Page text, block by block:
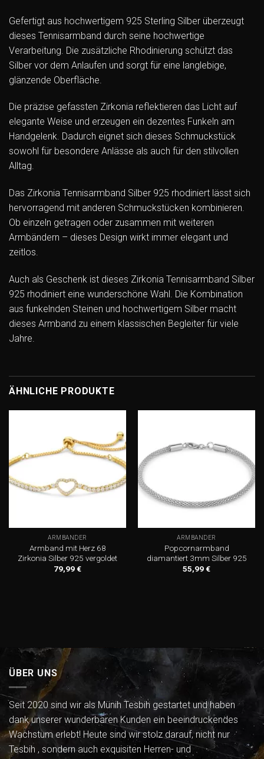
Gefertigt aus hochwertigem 925 Sterling Silber überzeugt
dieses Tennisarmband durch seine hochwertige
Verarbeitung. Die zusätzliche Rhodinierung schützt das
Silber vor dem Anlaufen und sorgt für eine langlebige,
glänzende Oberfläche.
Die präzise gefassten Zirkonia reflektieren das Licht auf
elegante Weise und erzeugen ein dezentes Funkeln am
Handgelenk. Dadurch eignet sich dieses Schmuckstück
sowohl für besondere Anlässe als auch für den stilvollen
Alltag.
Das Zirkonia Tennisarmband Silber 925 rhodiniert lässt sich
hervorragend mit anderen Schmuckstücken kombinieren.
Ob einzeln getragen oder zusammen mit weiteren
Armbändern – dieses Design wirkt immer elegant und
zeitlos.
Auch als Geschenk ist dieses Zirkonia Tennisarmband Silber
925 rhodiniert eine wunderschöne Wahl. Die Kombination
aus funkelnden Steinen und hochwertigem Silber macht
dieses Armband zu einem klassischen Begleiter für viele
Jahre.
ÄHNLICHE PRODUKTE
Add to
wishlist
ARMBÄNDER
Armband mit Herz 68
Zirkonia Silber 925 vergoldet
79,99€
wishlist
ARMBÄNDER
Popcornarmband
diamantiert 3mm Silber 925
55,99€
ÜBER UNS
Seit 2020 sind wir als Münih Tesbih gestartet und haben
dank unserer wunderbaren Kunden ein beeindruckendes
Wachstum erlebt! Heute sind wir stolz darauf, nicht nur
Tesbih , sondern auch exquisiten Herren- und